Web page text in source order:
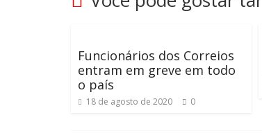
Funcionários dos Correios
entram em greve em todo
o país
18 de agosto de 2020 0